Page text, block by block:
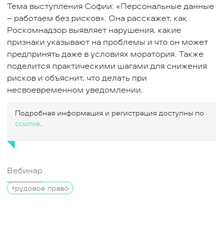
Тема выступления Софии: «Персональные данные
– работаем без рисков». Она расскажет, как
Роскомнадзор выявляет нарушения, какие
признаки указывают на проблемы и что он может
предпринять даже в условиях моратория. Также
поделится практическими шагами для снижения
рисков и объяснит, что делать при
несвоевременном уведомлении.
Подробная информация и регистрация доступны по
ссылке.
Вебинар
трудовое право